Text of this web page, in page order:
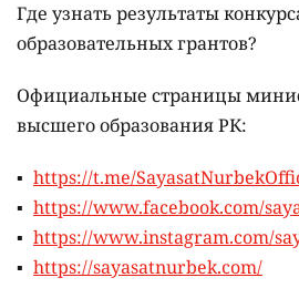
Где узнать результаты
образовательных грантов?
Официальные страницы
высшего образования РК:
https://t.me/
https://www.facebook.com/
https://www.instagram.com/
https://sayasatnurbek.com/